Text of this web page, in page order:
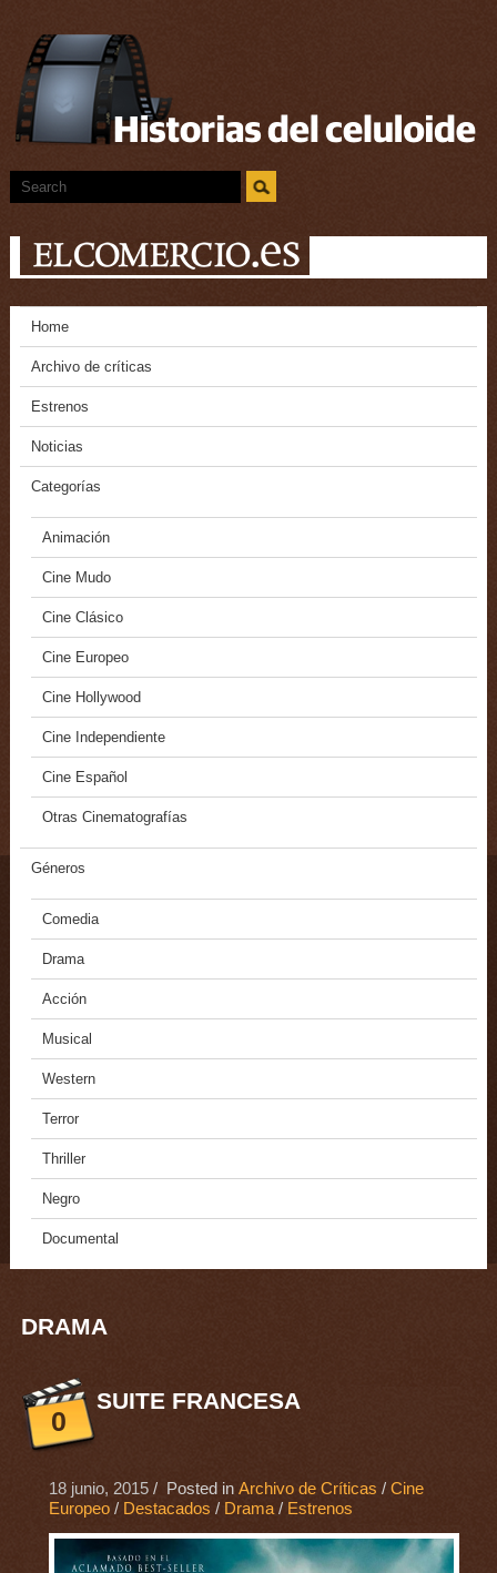
Home
Archivo de críticas
Estrenos
Noticias
Categorías
Animación
Cine Mudo
Cine Clásico
Cine Europeo
Cine Hollywood
Cine Independiente
Cine Español
Otras Cinematografías
Géneros
Comedia
Drama
Acción
Musical
Western
Terror
Thriller
Negro
Documental
DRAMA
0
SUITE FRANCESA
18 junio, 2015/ Posted in Archivo de Críticas / Cine
Europeo/ Destacados / Drama/ Estrenos